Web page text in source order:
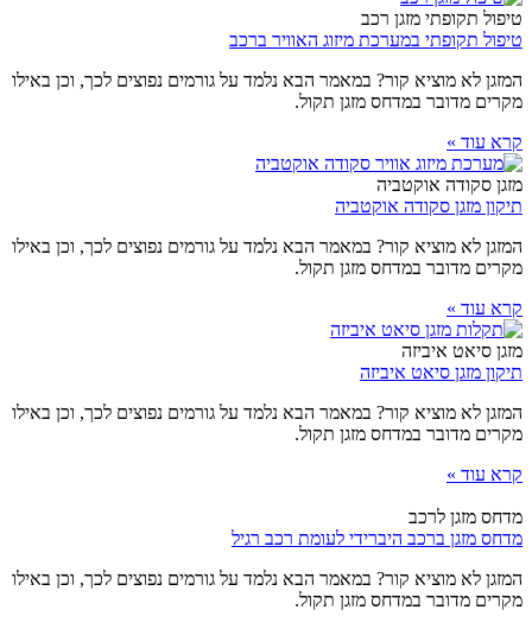
טיפול תקופתי מזגן רכב
טיפול תקופתי במערכת מיזוג האוויר ברכב
המזגן לא מוציא קור? במאמר הבא נלמד על גורמים נפוצים לכך, וכן באילו
מקרים מדובר במדחס מזגן תקול.
קרא עוד »
מזגן סקודה אוקטביה
תיקון מזגן סקודה אוקטביה
המזגן לא מוציא קור? במאמר הבא נלמד על גורמים נפוצים לכך, וכן באילו
מקרים מדובר במדחס מזגן תקול.
קרא עוד »
מזגן סיאט איביזה
תיקון מזגן סיאט איביזה
המזגן לא מוציא קור? במאמר הבא נלמד על גורמים נפוצים לכך, וכן באילו
מקרים מדובר במדחס מזגן תקול.
קרא עוד »
מדחס מזגן לרכב
מדחס מזגן ברכב היברידי לעומת רכב רגיל
המזגן לא מוציא קור? במאמר הבא נלמד על גורמים נפוצים לכך, וכן באילו
מקרים מדובר במדחס מזגן תקול.